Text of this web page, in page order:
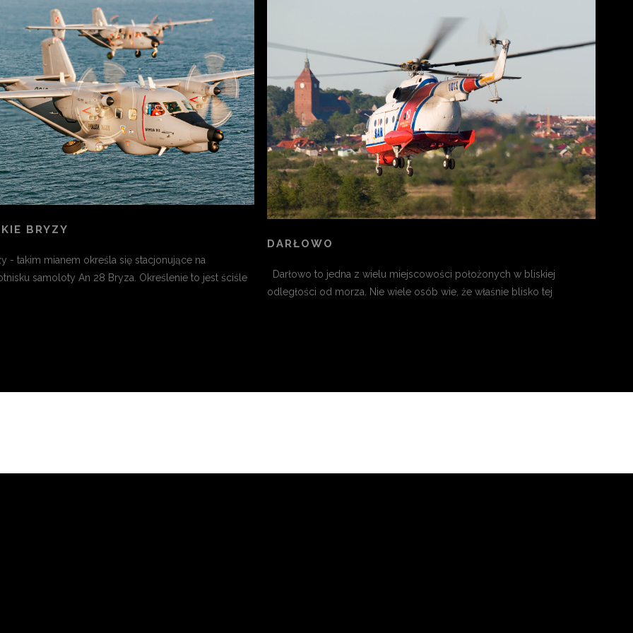
BRYZY
- takim mianem określa się stacjonujące na
samoloty An 28 Bryza. Określenie to jest ściśle
DARŁOWO
Darłowo to jedna z wielu miejscowości położonych w bliskiej
odległości od morza. Nie wiele osób wie, że właśnie blisko tej